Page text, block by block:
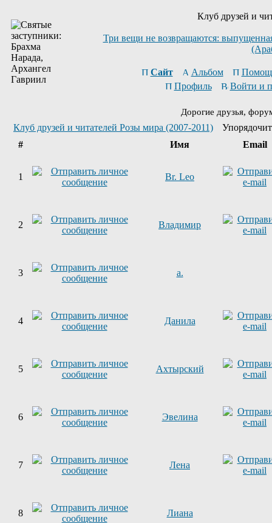
Клуб друзей и
Три вещи не возвращаются:
Сайт Альбом
Профиль
Войти и
Дорогие друзья,
Клуб друзей и читателей Розы мира (2007-2011)
#
Имя Email
1 Br. Leo
2 Владимир
3 a.
4 Данила
5 Ахтырский
6 Эвелина
7 Лена
8 Лиана